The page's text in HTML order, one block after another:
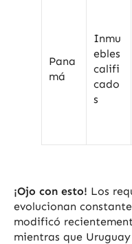
Pana
má
Inmu
ebles
califi
cado
s
¡Ojo con esto! Los
evolucionan
modificó
mientras que